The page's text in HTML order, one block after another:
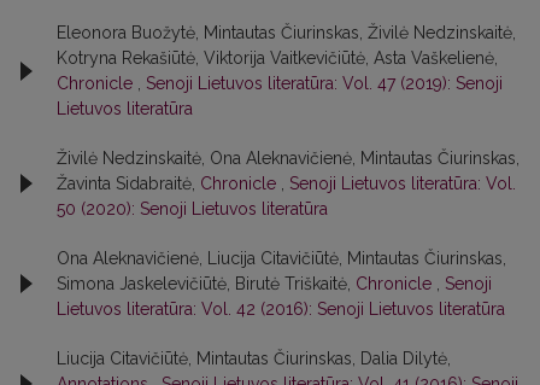
Eleonora Buožytė, Mintautas Čiurinskas, Živilė Nedzinskaitė,
Kotryna Rekašiūtė, Viktorija Vaitkevičiūtė, Asta Vaškelienė,
Chronicle
Senoji Lietuvos literatūra: Vol. 47 (2019): Senoji
Lietuvos literatūra
Živilė Nedzinskaitė, Ona Aleknavičienė, Mintautas Čiurinskas,
Žavinta Sidabraitė, Chronicle
Senoji Lietuvos literatūra: Vol.
50 (2020): Senoji Lietuvos literatūra
Ona Aleknavičienė, Liucija Citavičiūtė, Mintautas Čiurinskas,
Simona Jaskelevičiūtė, Birutė Triškaitė, Chronicle
Senoji
Lietuvos literatūra: Vol. 42 (2016): Senoji Lietuvos literatūra
Liucija Citavičiūtė, Mintautas Čiurinskas, Dalia Dilytė,